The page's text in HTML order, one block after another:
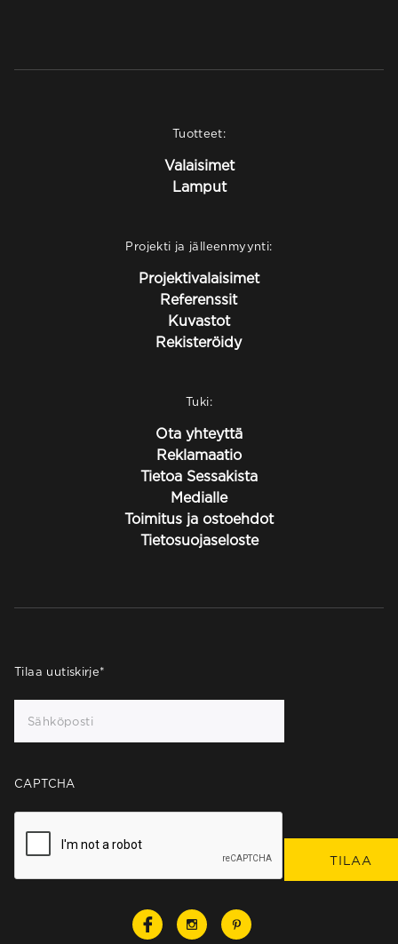
Tuotteet:
Valaisimet
Lamput
Projekti ja jälleenmyynti:
Projektivalaisimet
Referenssit
Kuvastot
Rekisteröidy
Tuki:
Ota yhteyttä
Reklamaatio
Tietoa Sessakista
Medialle
Toimitus ja ostoehdot
Tietosuojaseloste
Tilaa uutiskirje*
CAPTCHA